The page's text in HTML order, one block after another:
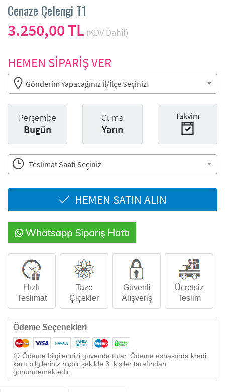
Cenaze Çelengi T1
3.250,00 TL (KDV Dahil)
HEMEN SİPARİŞ VER
Gönderim Yapacağınız İl/İlçe Seçiniz!
Perşembe
Bugün
Cuma
Yarın
Takvim
Teslimat Saati Seçiniz
HEMEN SATIN ALIN
Hızlı
Teslimat
Taze
Çiçekler
Güvenli
Alışveriş
Ücretsiz
Teslim
Ödeme Seçenekleri
Ödeme bilgilerinizi güvende tutar. Ödeme esnasında kredi
kartı bilgileriniz hiçbir şekilde 3. kişiler tarafından
görünmemektedir.